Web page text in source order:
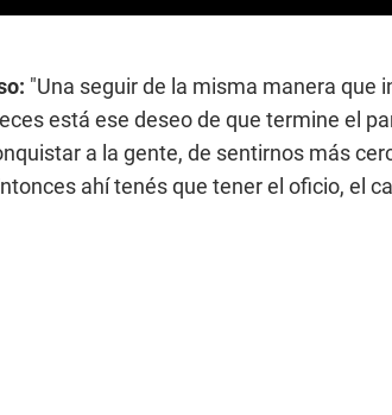
"Una seguir de la misma manera que
está ese deseo de que termine el
a la gente, de sentirnos más
ahí tenés que tener el oficio, el